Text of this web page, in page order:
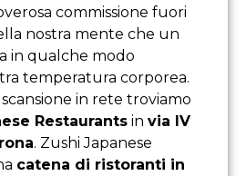
commissione fuori
nostra mente che un
in qualche modo
temperatura corporea.
in rete troviamo
Restaurants in via IV
. Zushi Japanese
catena di ristoranti in